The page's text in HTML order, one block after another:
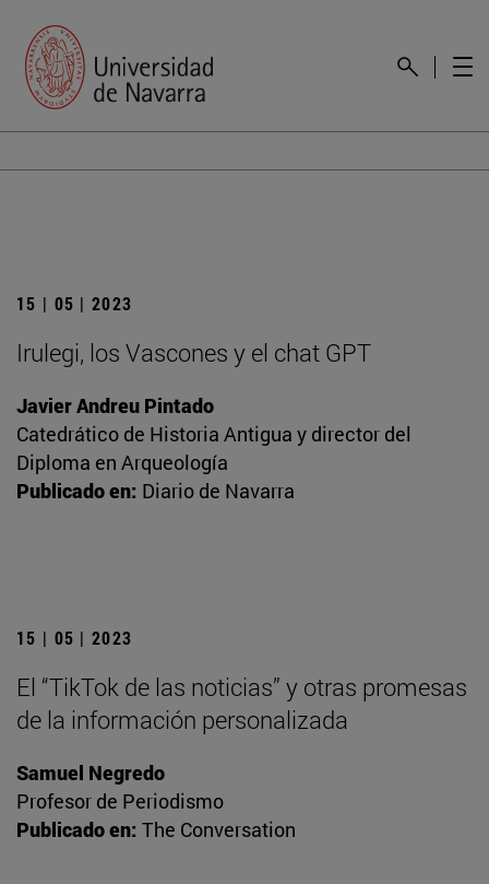
15 | 05 | 2023
Irulegi, los Vascones y el chat GPT
Javier Andreu Pintado
Catedrático de Historia Antigua y director del
Diploma en Arqueología
Publicado en: Diario de Navarra
15 | 05 | 2023
El “TikTok de las noticias” y otras promesas
de la información personalizada
Samuel Negredo
Profesor de Periodismo
Publicado en: The Conversation